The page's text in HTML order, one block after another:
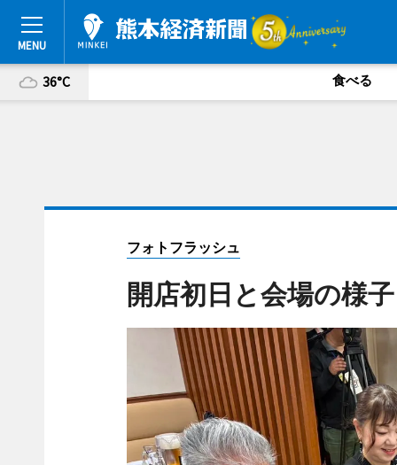
36°C 食べる
フォトフラッシュ
開店初日と会場の様子